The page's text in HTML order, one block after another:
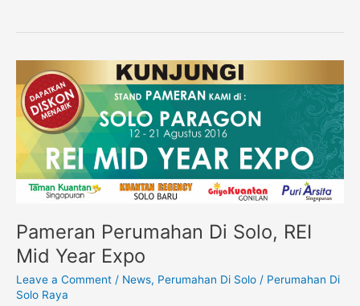
Pameran Perumahan Di Solo, REI
Mid Year Expo
Leave a Comment / News, Perumahan Di Solo / Perumahan Di
Solo Raya
Pameran
Perumahan
Di
Solo,
Mid
Year
Expo